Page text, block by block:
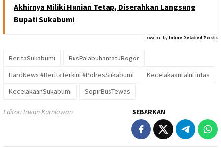
Akhirnya Miliki Hunian Tetap, Diserahkan Langsung
Bupati Sukabumi
Powered by Inline Related Posts
BeritaSukabumi
BusPalabuhanratuBogor
HardNews #BeritaTerkini #PolresSukabumi
KecelakaanLaluLintas
KecelakaanSukabumi
SopirBusTewas
Editor: Irwan Kurniawan SEBARKAN